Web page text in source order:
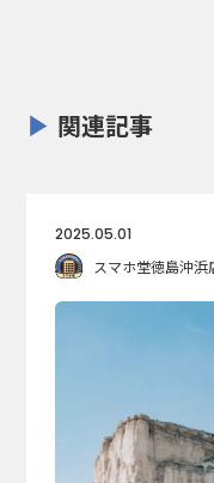
関連記事
2025.05.01
スマホ堂徳島沖浜